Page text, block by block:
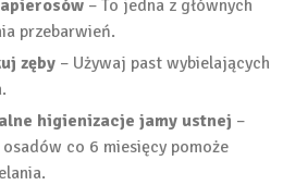
– To jedna z głównych
przebarwień.
zęby – Używaj past wybielających
higienizacje jamy ustnej –
co 6 miesięcy pomoże